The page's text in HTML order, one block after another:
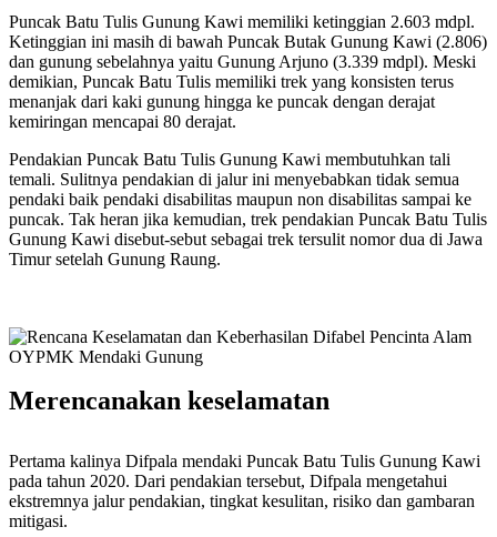
Puncak Batu Tulis Gunung Kawi memiliki ketinggian 2.603 mdpl.
Ketinggian ini masih di bawah Puncak Butak Gunung Kawi (2.806)
dan gunung sebelahnya yaitu Gunung Arjuno (3.339 mdpl). Meski
demikian, Puncak Batu Tulis memiliki trek yang konsisten terus
menanjak dari kaki gunung hingga ke puncak dengan derajat
kemiringan mencapai 80 derajat.
Pendakian Puncak Batu Tulis Gunung Kawi membutuhkan tali
temali. Sulitnya pendakian di jalur ini menyebabkan tidak semua
pendaki baik pendaki disabilitas maupun non disabilitas sampai ke
puncak. Tak heran jika kemudian, trek pendakian Puncak Batu Tulis
Gunung Kawi disebut-sebut sebagai trek tersulit nomor dua di Jawa
Timur setelah Gunung Raung.
Merencanakan keselamatan
Pertama kalinya Difpala mendaki Puncak Batu Tulis Gunung Kawi
pada tahun 2020. Dari pendakian tersebut, Difpala mengetahui
ekstremnya jalur pendakian, tingkat kesulitan, risiko dan gambaran
mitigasi.